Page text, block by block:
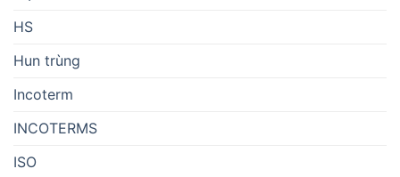
HS
Hun trùng
Incoterm
INCOTERMS
ISO